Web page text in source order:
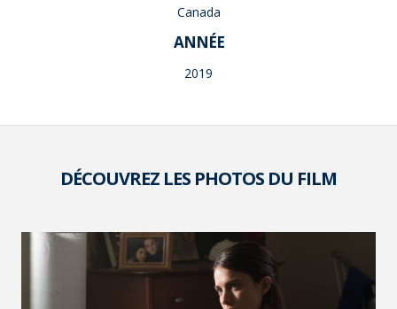
Canada
ANNÉE
2019
DÉCOUVREZ LES PHOTOS DU FILM